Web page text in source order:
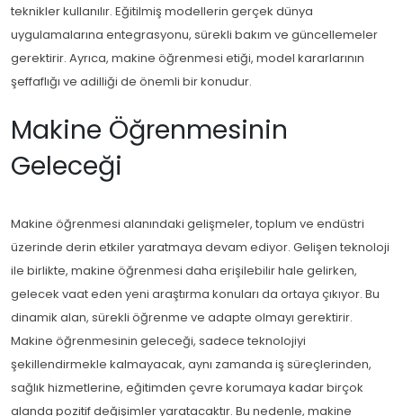
teknikler kullanılır. Eğitilmiş modellerin gerçek dünya
uygulamalarına entegrasyonu, sürekli bakım ve güncellemeler
gerektirir. Ayrıca, makine öğrenmesi etiği, model kararlarının
şeffaflığı ve adilliği de önemli bir konudur.
Makine Öğrenmesinin
Geleceği
Makine öğrenmesi alanındaki gelişmeler, toplum ve endüstri
üzerinde derin etkiler yaratmaya devam ediyor. Gelişen teknoloji
ile birlikte, makine öğrenmesi daha erişilebilir hale gelirken,
gelecek vaat eden yeni araştırma konuları da ortaya çıkıyor. Bu
dinamik alan, sürekli öğrenme ve adapte olmayı gerektirir.
Makine öğrenmesinin geleceği, sadece teknolojiyi
şekillendirmekle kalmayacak, aynı zamanda iş süreçlerinden,
sağlık hizmetlerine, eğitimden çevre korumaya kadar birçok
alanda pozitif değişimler yaratacaktır. Bu nedenle, makine